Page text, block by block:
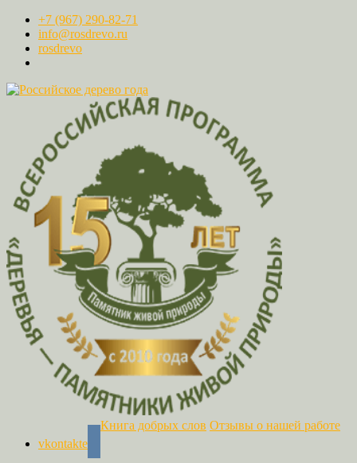
+7 (967) 290-82-71
info@rosdrevo.ru
rosdrevo
vkontakte
Книга добрых слов Отзывы о нашей работе